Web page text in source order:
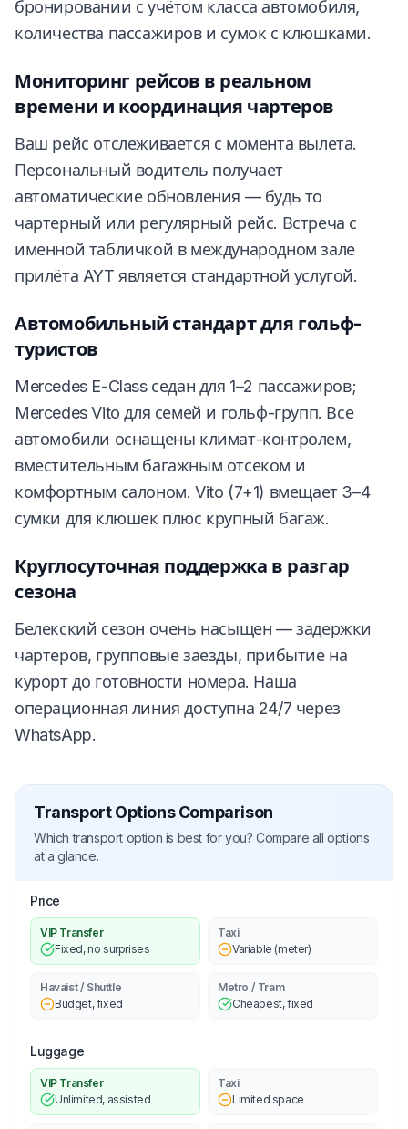
бронировании с учётом класса автомобиля,
количества пассажиров и сумок с клюшками.
Мониторинг рейсов в реальном
времени и координация чартеров
Ваш рейс отслеживается с момента вылета.
Персональный водитель получает
автоматические обновления — будь то
чартерный или регулярный рейс. Встреча с
именной табличкой в международном зале
прилёта AYT является стандартной услугой.
Автомобильный стандарт для гольф-
туристов
Mercedes E-Class седан для 1–2 пассажиров;
Mercedes Vito для семей и гольф-групп. Все
автомобили оснащены климат-контролем,
вместительным багажным отсеком и
комфортным салоном. Vito (7+1) вмещает 3–4
сумки для клюшек плюс крупный багаж.
Круглосуточная поддержка в разгар
сезона
Белекский сезон очень насыщен — задержки
чартеров, групповые заезды, прибытие на
курорт до готовности номера. Наша
операционная линия доступна 24/7 через
WhatsApp.
Transport Options Comparison
Which transport option is best for you? Compare all options
at a glance.
Price
VIP Transfer
Fixed, no surprises
Taxi
Variable (meter)
Havaist / Shuttle
Budget, fixed
Metro / Tram
Cheapest, fixed
Luggage
VIP Transfer
Unlimited, assisted
Taxi
Limited space